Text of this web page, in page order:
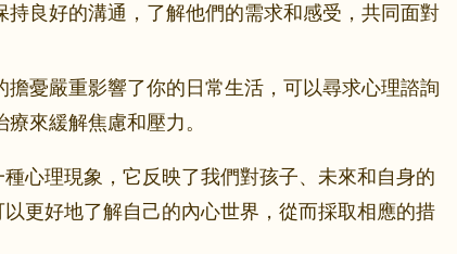
持良好的溝通，了解他們的需求和感受，共同面對
擔憂嚴重影響了你的日常生活，可以尋求心理諮詢
來緩解焦慮和壓力。
心理現象，它反映了我們對孩子、未來和自身的
更好地了解自己的內心世界，從而採取相應的措